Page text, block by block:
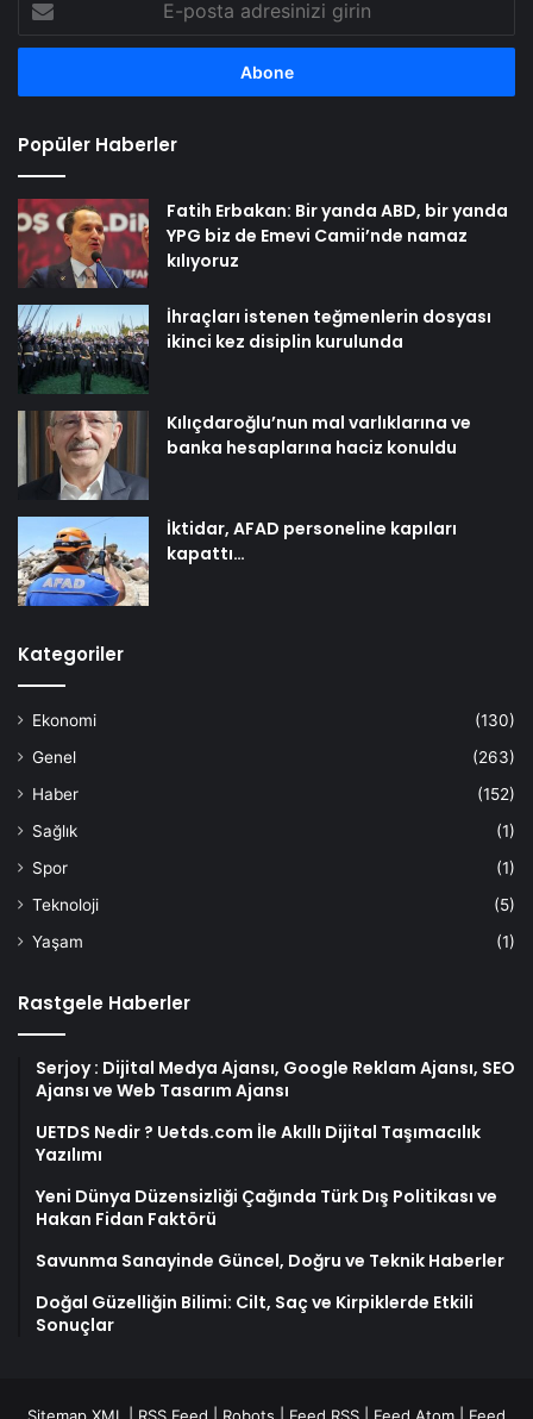
posta
adresinizi
Popüler Haberler
Fatih Erbakan: Bir yanda ABD, bir yanda
YPG biz de Emevi Camii’nde namaz
kılıyoruz
İhraçları istenen teğmenlerin dosyası
ikinci kez disiplin kurulunda
Kılıçdaroğlu’nun mal varlıklarına ve
banka hesaplarına haciz konuldu
İktidar, AFAD personeline kapıları
kapattı…
Kategoriler
Ekonomi
(130)
Genel
(263)
Haber
(152)
Sağlık
(1)
Spor
(1)
Teknoloji
(5)
Yaşam
(1)
Rastgele Haberler
Serjoy : Dijital Medya Ajansı, Google Reklam Ajansı, SEO
Ajansı ve Web Tasarım Ajansı
UETDS Nedir ? Uetds.com İle Akıllı Dijital Taşımacılık
Yazılımı
Yeni Dünya Düzensizliği Çağında Türk Dış Politikası ve
Hakan Fidan Faktörü
Savunma Sanayinde Güncel, Doğru ve Teknik Haberler
Doğal Güzelliğin Bilimi: Cilt, Saç ve Kirpiklerde Etkili
Sonuçlar
Sitemap XML RSS Feed Robots Feed RSS Feed Atom Feed